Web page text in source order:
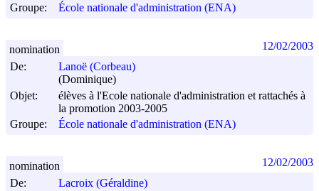
Groupe:
École nationale d'administration (ENA)
De:
Lanoë (Corbeau)
(Dominique)
Objet:
élèves à l'Ecole nationale d'administration et rattachés à
la promotion 2003-2005
Groupe:
École nationale d'administration (ENA)
nomination 12/02/2003
De:
Lacroix (Géraldine)
nomination 12/02/2003